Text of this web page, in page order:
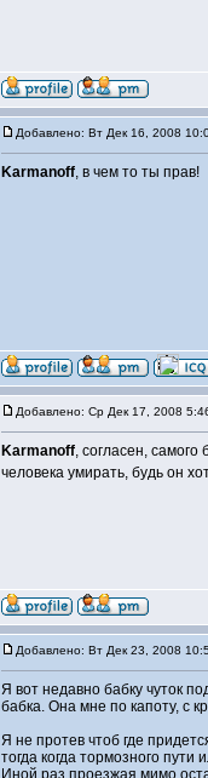
Добавлено: Вт Дек 16, 2008
Karmanoff, в чем то ты прав!
Добавлено: Ср Дек 17, 2008
Karmanoff, согласен,
человека умирать, будь он
Добавлено: Вт Дек 23, 2008
Я вот недавно бабку чуток
бабка. Она мне по капоту, с
Я не протев чтоб где
тогда когда тормозного пути
Иной раз проезжая мимо